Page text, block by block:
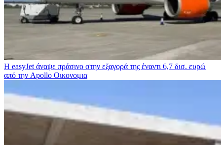
Η easyJet άναψε πράσινο στην εξαγορά της έναντι 6,7 δισ. ευρώ
από την Apollo Οικονομια